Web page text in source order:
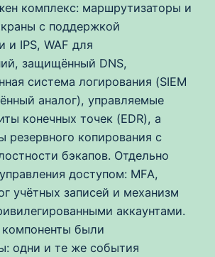
комплекс: маршрутизаторы и
с поддержкой
и IPS, WAF для
защищённый DNS,
система логирования (SIEM
аналог), управляемые
конечных точек (EDR), а
резервного копирования с
бэкапов. Отдельно
доступом: MFA,
учётных записей и механизм
аккаунтами.
были
одни и те же события